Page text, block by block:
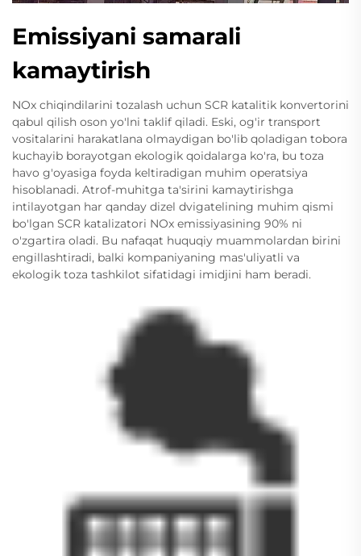
Emissiyani samarali
kamaytirish
NOx chiqindilarini tozalash uchun SCR katalitik konvertorini
qabul qilish oson yo'lni taklif qiladi. Eski, og'ir transport
vositalarini harakatlana olmaydigan bo'lib qoladigan tobora
kuchayib borayotgan ekologik qoidalarga ko'ra, bu toza
havo g'oyasiga foyda keltiradigan muhim operatsiya
hisoblanadi. Atrof-muhitga ta'sirini kamaytirishga
intilayotgan har qanday dizel dvigatelining muhim qismi
bo'lgan SCR katalizatori NOx emissiyasining 90% ni
o'zgartira oladi. Bu nafaqat huquqiy muammolardan birini
engillashtiradi, balki kompaniyaning mas'uliyatli va
ekologik toza tashkilot sifatidagi imidjini ham beradi.